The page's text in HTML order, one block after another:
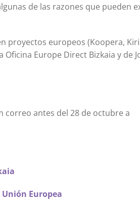
de las razones que pueden
proyectos europeos (Koopera,
Europe Direct Bizkaia y de
correo antes del 28 de octubre a
Europea